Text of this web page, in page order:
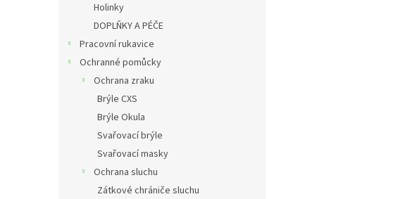
Holinky
DOPLŇKY A PÉČE
Pracovní rukavice
Ochranné pomůcky
Ochrana zraku
Brýle CXS
Brýle Okula
Svařovací brýle
Svařovací masky
Ochrana sluchu
Zátkové chrániče sluchu